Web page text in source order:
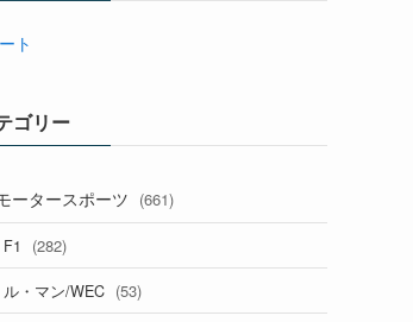
ト
ゴリー
ータースポーツ (661)
F1 (282)
ル・マン/WEC (53)